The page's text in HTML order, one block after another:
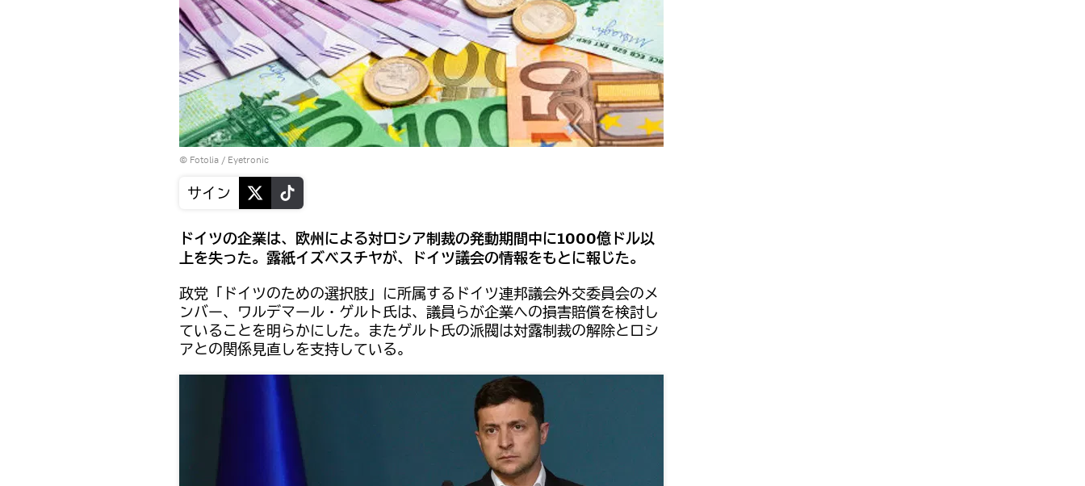
© Fotolia / Eyetronic
サイン
ドイツの企業は、欧州による対ロシア制裁の発動期間中に1000億ドル以
上を失った。露紙イズベスチヤが、ドイツ議会の情報をもとに報じた。
政党「ドイツのための選択肢」に所属するドイツ連邦議会外交委員会のメ
ンバー、ワルデマール・ゲルト氏は、議員らが企業への損害賠償を検討し
ていることを明らかにした。またゲルト氏の派閥は対露制裁の解除とロシ
アとの関係見直しを支持している。